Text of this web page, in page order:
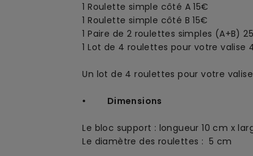
1 Roulette simple côté A 15€
1 Roulette simple côté B 15€
1 Paire de 2 roulettes simples (A+B)
1 Lot de 4 roulettes pour votre valise
Un lot de 4 roulettes pour votre
• Dimensions
Le bloc support : longueur 10 cm x
Le diamètre des roulettes : 5 cm